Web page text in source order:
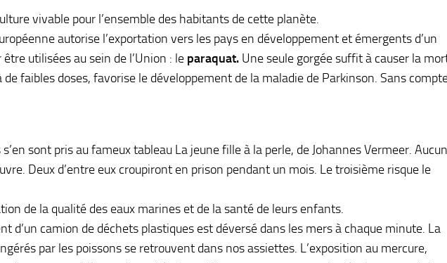
vivable pour l’ensemble des habitants de cette planète.
autorise l’exportation vers les pays en développement et émergents d’un
utilisées au sein de l’Union : le paraquat. Une seule gorgée suffit à causer la
faibles doses, favorise le développement de la maladie de Parkinson. Sans
sont pris au fameux tableau La jeune fille à la perle, de Johannes Vermeer. Aucun
Deux d’entre eux croupiront en prison pendant un mois. Le troisième risque le
de la qualité des eaux marines et de la santé de leurs enfants.
d’un camion de déchets plastiques est déversé dans les mers à chaque minute. La
par les poissons se retrouvent dans nos assiettes. L’exposition au mercure,